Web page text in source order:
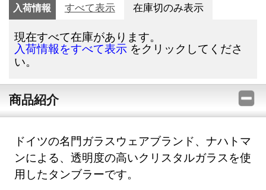
入荷情報 すべて表示 在庫切のみ表示
現在すべて在庫があります。
入荷情報をすべて表示 をクリックしてくださ
い。
商品紹介
ドイツの名門ガラスウェアブランド、ナハトマ
ンによる、透明度の高いクリスタルガラスを使
用したタンブラーです。